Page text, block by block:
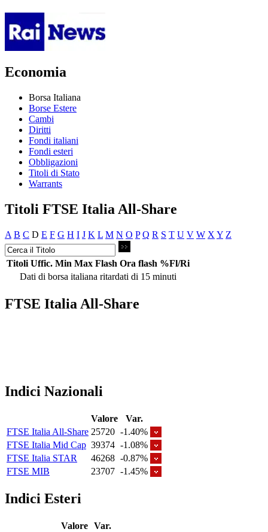
Economia
Borsa Italiana
Borse Estere
Cambi
Diritti
Fondi italiani
Fondi esteri
Obbligazioni
Titoli di Stato
Warrants
Titoli FTSE Italia All-Share
A B C D E F G H I J K L M N O P Q R S T U V W X Y Z
Titoli Uffic. Min Max Flash Ora flash %Fl/Ri
Dati di borsa italiana ritardati di 15 minuti
FTSE Italia All-Share
Indici Nazionali
Valore
Var.
FTSE Italia All-Share 25720 -1.40%
FTSE Italia Mid Cap 39374 -1.08%
FTSE Italia STAR
46268 -0.87%
FTSE MIB
23707 -1.45%
Indici Esteri
Valore Var.